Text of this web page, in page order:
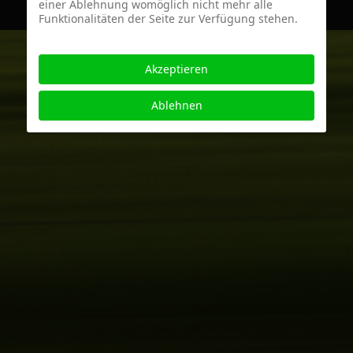
einer Ablehnung womöglich nicht mehr alle
Funktionalitäten der Seite zur Verfügung stehen.
Akzeptieren
Ablehnen